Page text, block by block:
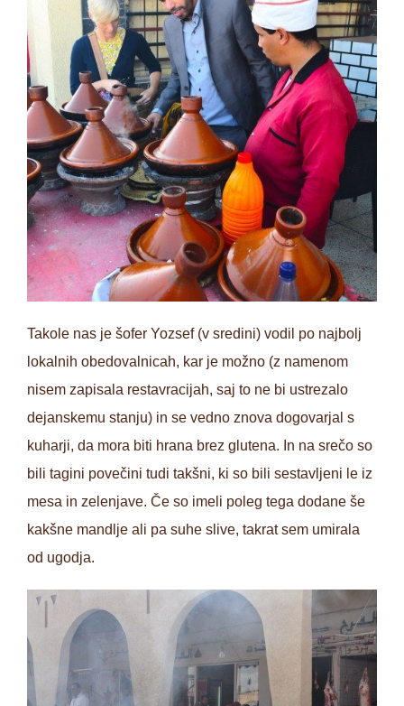
Takole nas je šofer Yozsef (v sredini) vodil po najbolj
lokalnih obedovalnicah, kar je možno (z namenom
nisem zapisala restavracijah, saj to ne bi ustrezalo
dejanskemu stanju) in se vedno znova dogovarjal s
kuharji, da mora biti hrana brez glutena. In na srečo so
bili tagini povečini tudi takšni, ki so bili sestavljeni le iz
mesa in zelenjave. Če so imeli poleg tega dodane še
kakšne mandlje ali pa suhe slive, takrat sem umirala
od ugodja.